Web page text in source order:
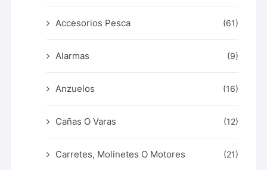
Accesorios Pesca (61)
Alarmas (9)
Anzuelos (16)
Cañas O Varas (12)
Carretes, Molinetes O Motores (21)